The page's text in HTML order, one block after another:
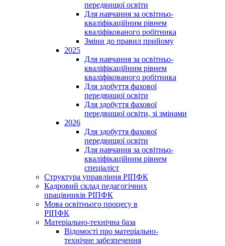
передвищої освіти
Для навчання за освітньо-
кваліфікаційним рівнем
кваліфікованого робітника
Зміни до правил прийому
2025
Для навчання за освітньо-
кваліфікаційним рівнем
кваліфікованого робітника
Для здобуття фахової
передвищої освіти
Для здобуття фахової
передвищої освіти, зі змінами
2026
Для здобуття фахової
передвищої освіти
Для навчання за освітньо-
кваліфікаційним рівнем
спеціаліст
Структура управління РІПФК
Кадровий склад педагогічних
працівників РІПФК
Мова освітнього процесу в
РІПФК
Матеріально-технічна база
Відомості про матеріально-
технічне забезпечення